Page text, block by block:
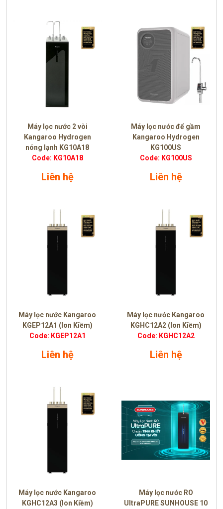
Máy lọc nước 2 vòi
Kangaroo Hydrogen
nóng lạnh KG10A18
Code: KG10A18
Liên hệ
Máy lọc nước để gầm
Kangaroo Hydrogen
KG100US
Code: KG100US
Liên hệ
Máy lọc nước Kangaroo
KGEP12A1 (Ion Kiềm)
Code: KGEP12A1
Liên hệ
Máy lọc nước Kangaroo
KGHC12A2 (Ion Kiềm)
Code: KGHC12A2
Liên hệ
Máy lọc nước Kangaroo
KGHC12A3 (Ion Kiềm)
Máy lọc nước RO
UltraPURE SUNHOUSE 10